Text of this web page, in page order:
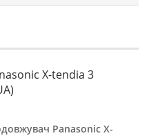
X-tendia 3
Panasonic X-